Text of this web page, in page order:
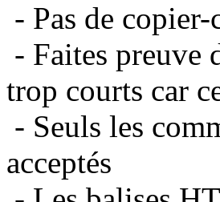
- Pas de
- Faites preuve
trop courts car
- Seuls les
acceptés